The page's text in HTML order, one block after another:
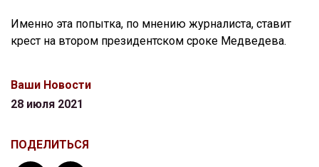
Именно эта попытка, по мнению журналиста, ставит
крест на втором президентском сроке Медведева.
Ваши Новости
28 июля 2021
ПОДЕЛИТЬСЯ